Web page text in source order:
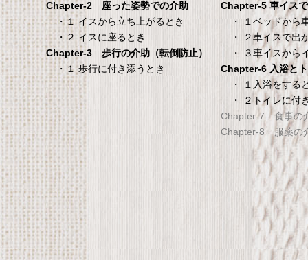
タンスのゲン 介護用ベ
ッドテーブル キャスタ
ー付き 伸縮式 高さ調節
可能 Licht リヒト
65090050BR
タンスのゲン 介護用ベッドテー
ブル キャスター付き 伸縮式 高さ
調節可能 Licht リヒト
65090050BR
TANITA 【乗った人
タリと当てる「乗
機能」搭載】 体組
ホワイト BC-754-
TANITA 【乗った人をピタ
てる「乗るピタ機能」搭
組成計 ホワイト BC-754-
Chapter-2 座った姿勢での介助
・１ イスから立ち上がるとき
・２ イスに座るとき
Chapter-3 歩行の介助（転倒防止）
・１ 歩行に付き添うとき
Chapter-5 車イス
・ １ベッドから
・ ２車イスで出
・ ３車イスから
Chapter-6 入浴と
・ １入浴をする
・ ２トイレに付
Chapter-7 食事の
Chapter-8 服薬の